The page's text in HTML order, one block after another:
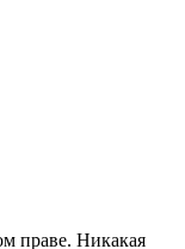
праве. Никакая